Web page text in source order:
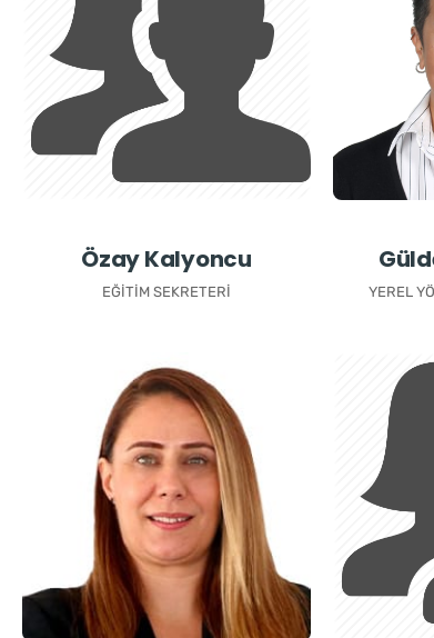
Özay Kalyoncu
EĞITIM SEKRETERI YEREL